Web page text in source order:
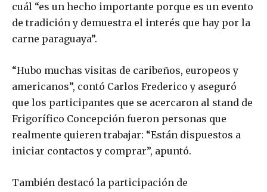
cuál “es un hecho importante porque es un evento
de tradición y demuestra el interés que hay por la
carne paraguaya”.
“Hubo muchas visitas de caribeños, europeos y
americanos”, contó Carlos Frederico y aseguró
que los participantes que se acercaron al stand de
Frigorífico Concepción fueron personas que
realmente quieren trabajar: “Están dispuestos a
iniciar contactos y comprar”, apuntó.
También destacó la participación de